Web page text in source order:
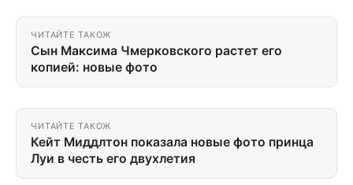
ЧИТАЙТЕ ТАКОЖ
Сын Максима Чмерковского растет его
копией: новые фото
ЧИТАЙТЕ ТАКОЖ
Кейт Миддлтон показала новые фото принца
Луи в честь его двухлетия